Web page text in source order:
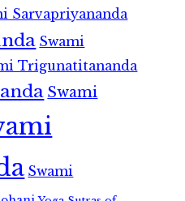
Sarvapriyananda
Swami
Trigunatitananda
Swami
Swami